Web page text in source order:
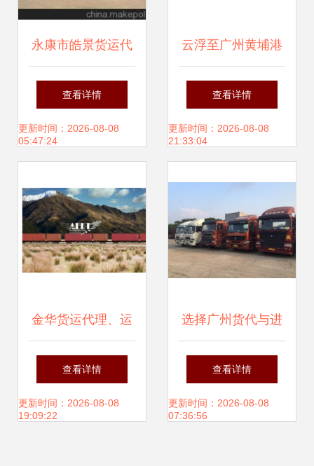
永康市皓景货运代
理 专业高效的货运
服务供应商
查看详情
更新时间：2026-08-08
05:47:24
云浮至广州黄埔港
集装箱陆路运输服
务 货运代理的精准
查看详情
更新时间：2026-08-08
21:33:04
金华货运代理、运
输服务与空运服务
一站式指南
查看详情
更新时间：2026-08-08
19:09:22
选择广州货代与进
口报关服务 为何广
东华澳值得信赖
查看详情
更新时间：2026-08-08
07:36:56